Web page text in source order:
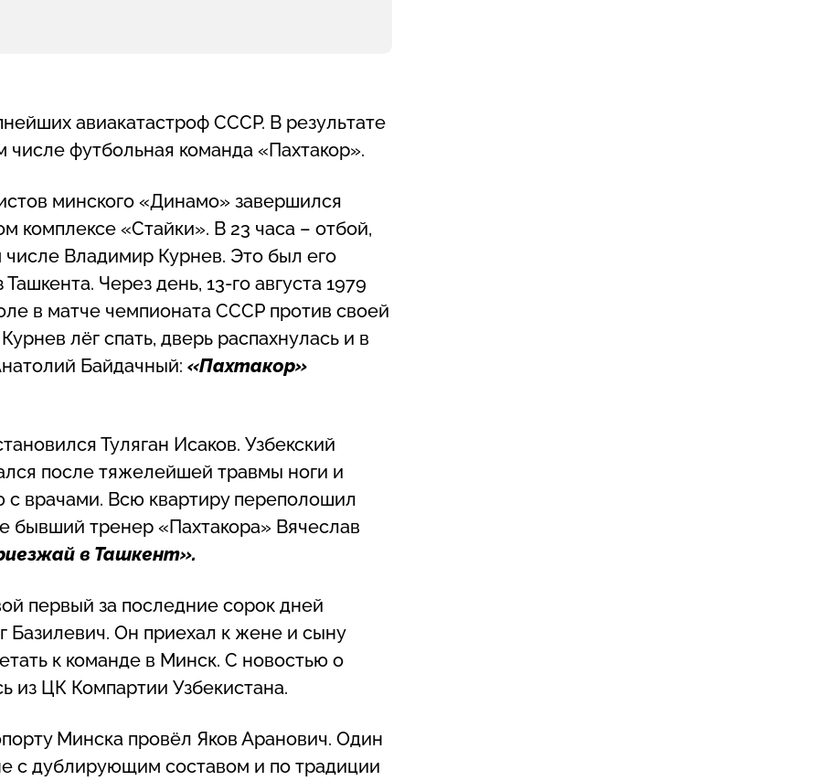
авиакатастроф СССР. В результате
футбольная команда «Пахтакор».
минского «Динамо» завершился
комплексе «Стайки». В 23 часа – отбой,
Владимир Курнев. Это был его
Через день, 13-го августа 1979
в матче чемпионата СССР против своей
лёг спать, дверь распахнулась и в
Байдачный: «Пахтакор»
Туляган Исаков. Узбекский
после тяжелейшей травмы ноги и
врачами. Всю квартиру переполошил
бывший тренер «Пахтакора» Вячеслав
в Ташкент».
первый за последние сорок дней
Базилевич. Он приехал к жене и сыну
к команде в Минск. С новостью о
из ЦК Компартии Узбекистана.
Минска провёл Яков Аранович. Один
с дублирующим составом и по традиции